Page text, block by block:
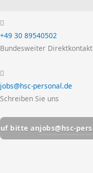
+49 30 89540502
Bundesweiter Direktkontakt
jobs@hsc-personal.de
Schreiben Sie uns
jobs@hsc-personal.de